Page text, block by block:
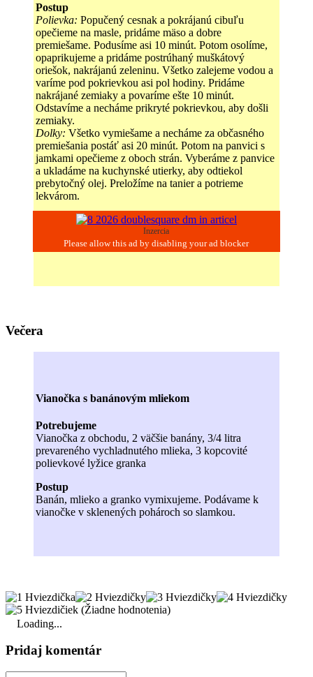
Postup
Polievka: Popučený cesnak a pokrájanú cibuľu
opečieme na masle, pridáme mäso a dobre
premiešame. Podusíme asi 10 minút. Potom osolíme,
opaprikujeme a pridáme postrúhaný muškátový
oriešok, nakrájanú zeleninu. Všetko zalejeme vodou a
varíme pod pokrievkou asi pol hodiny. Pridáme
nakrájané zemiaky a povaríme ešte 10 minút.
Odstavíme a necháme prikryté pokrievkou, aby došli
zemiaky.
Dolky: Všetko vymiešame a necháme za občasného
premiešania postáť asi 20 minút. Potom na panvici s
jamkami opečieme z oboch strán. Vyberáme z panvice
a ukladáme na kuchynské utierky, aby odtiekol
prebytočný olej. Preložíme na tanier a potrieme
lekvárom.
Inzercia
Večera
Vianočka s banánovým mliekom
Potrebujeme
Vianočka z obchodu, 2 väčšie banány, 3/4 litra
prevareného vychladnutého mlieka, 3 kopcovité
polievkové lyžice granka
Postup
Banán, mlieko a granko vymixujeme. Podávame k
vianočke v sklenených pohároch so slamkou.
(Žiadne hodnotenia)
Loading...
Pridaj komentár